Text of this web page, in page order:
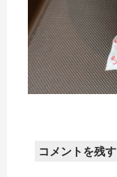
コメントを残す